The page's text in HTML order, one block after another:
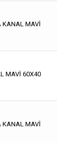
KANAL MAVİ
MAVİ 60X40
KANAL MAVİ